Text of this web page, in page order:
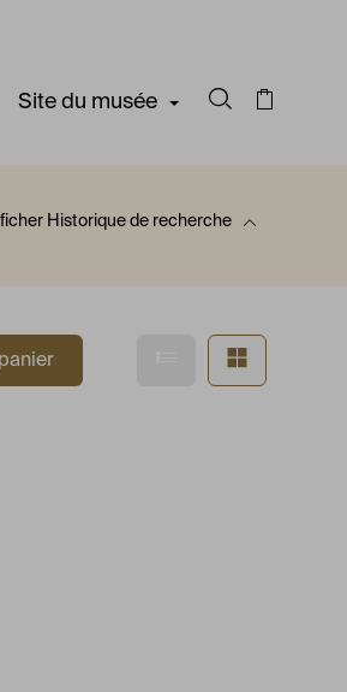
Site du musée
Rechercher
Panier
Historique de recherche
Afficher en mode